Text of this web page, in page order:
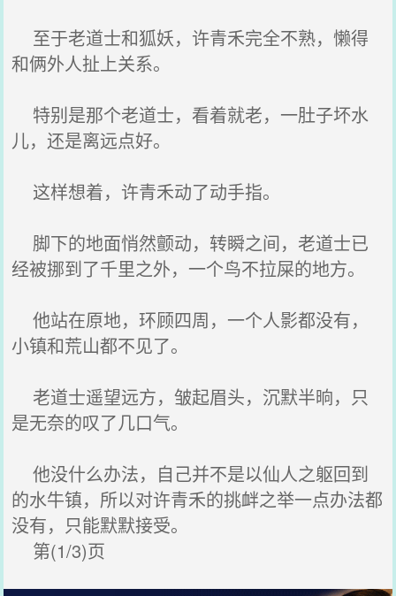
至于老道士和狐妖，许青禾完全不熟，懒得
和俩外人扯上关系。
特别是那个老道士，看着就老，一肚子坏水
儿，还是离远点好。
这样想着，许青禾动了动手指。
脚下的地面悄然颤动，转瞬之间，老道士已
经被挪到了千里之外，一个鸟不拉屎的地方。
他站在原地，环顾四周，一个人影都没有，
小镇和荒山都不见了。
老道士遥望远方，皱起眉头，沉默半晌，只
是无奈的叹了几口气。
他没什么办法，自己并不是以仙人之躯回到
的水牛镇，所以对许青禾的挑衅之举一点办法都
没有，只能默默接受。
第(1/3)页